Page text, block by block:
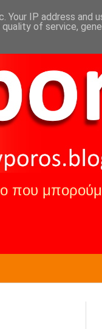
που
IP address and
of service,